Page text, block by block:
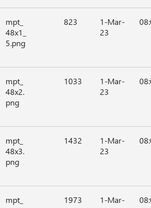
mpt_
48x1_
5.png
823
1-Mar-
23
mpt_
48x2.
png
1033
1-Mar-
23
mpt_
48x3.
png
1432
1-Mar-
23
mpt_
1973
1-Mar-